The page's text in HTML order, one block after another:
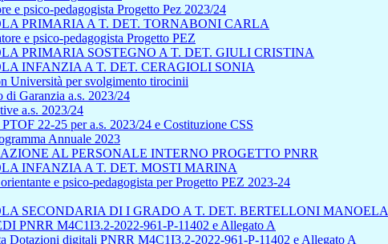
e psico-pedagogista Progetto Pez 2023/24
PRIMARIA A T. DET. TORNABONI CARLA
e psico-pedagogista Progetto PEZ
PRIMARIA SOSTEGNO A T. DET. GIULI CRISTINA
INFANZIA A T. DET. CERAGIOLI SONIA
Università per svolgimento tirocinii
di Garanzia a.s. 2023/24
a.s. 2023/24
22-25 per a.s. 2023/24 e Costituzione CSS
Annuale 2023
AL PERSONALE INTERNO PROGETTO PNRR
INFANZIA A T. DET. MOSTI MARINA
e psico-pedagogista per Progetto PEZ 2023-24
SECONDARIA DI I GRADO A T. DET. BERTELLONI MANOELA
PNRR M4C1I3.2-2022-961-P-11402 e Allegato A
Dotazioni digitali PNRR M4C1I3.2-2022-961-P-11402 e Allegato A